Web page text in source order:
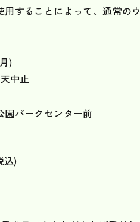
用することによって、通常の
)
中止
園パークセンター前
込)